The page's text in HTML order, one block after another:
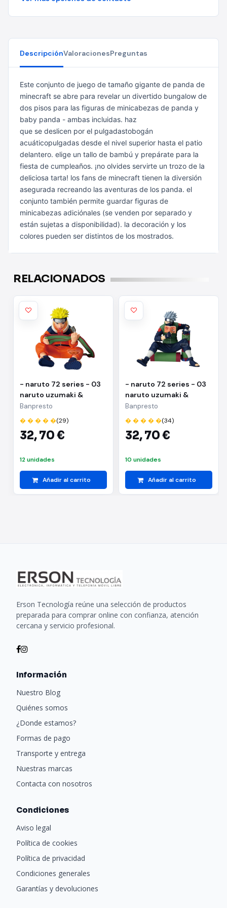
DescripciónValoracionesPreguntas
Este conjunto de juego de tamaño gigante de panda de
minecraft se abre para revelar un divertido bungalow de
dos pisos para las figuras de minicabezas de panda y
baby panda - ambas incluidas. haz
que se deslicen por el pulgadastobogán
acuáticopulgadas desde el nivel superior hasta el patio
delantero. elige un tallo de bambú y prepárate para la
fiesta de cumpleaños. ¡no olvides servirte un trozo de la
deliciosa tarta! los fans de minecraft tienen la diversión
asegurada recreando las aventuras de los panda. el
conjunto también permite guardar figuras de
minicabezas adiciónales (se venden por separado y
están sujetas a disponibilidad). la decoración y los
colores pueden ser distintos de los mostrados.
RELACIONADOS
- naruto 72 series - 03
naruto uzumaki &
kakashi hatake(a:naruto
uzumaki)
Banpresto
� � � � �(29)
32,70 €
12 unidades
Añadir al carrito
- naruto 72 series - 03
naruto uzumaki &
kakashi
hatake(b:kakashi
hatake)
Banpresto
� � � � �(34)
32,70 €
10 unidades
Añadir al carrito
Erson Tecnología reúne una selección de productos
preparada para comprar online con confianza, atención
cercana y servicio profesional.
Información
Nuestro Blog
Quiénes somos
¿Donde estamos?
Formas de pago
Transporte y entrega
Nuestras marcas
Contacta con nosotros
Condiciones
Aviso legal
Política de cookies
Política de privacidad
Condiciones generales
Garantías y devoluciones